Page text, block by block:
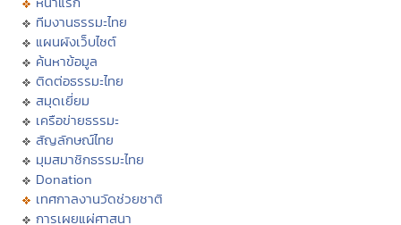
ทีมงานธรรมะไทย
แผนผังเว็บไซต์
ค้นหาข้อมูล
ติดต่อธรรมะไทย
สมุดเยี่ยม
เครือข่ายธรรมะ
สัญลักษณ์ไทย
มุมสมาชิกธรรมะไทย
Donation
เทศกาลงานวัดช่วยชาติ
การเผยแผ่ศาสนา